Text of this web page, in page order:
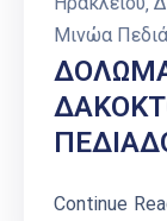
Μινώα
Continue